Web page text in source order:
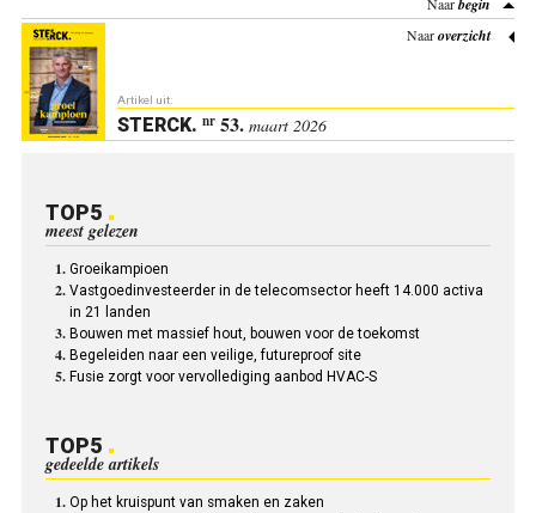
Naaroverzicht
Artikel uit:
STERCK. nr53. maart 2026
TOP5
meest gelezen
Groeikampioen
Vastgoedinvesteerder in de telecomsector heeft 14.000 activa
in 21 landen
Bouwen met massief hout, bouwen voor de toekomst
Begeleiden naar een veilige, futureproof site
Fusie zorgt voor vervollediging aanbod HVAC-S
TOP5
gedeelde artikels
Op het kruispunt van smaken en zaken